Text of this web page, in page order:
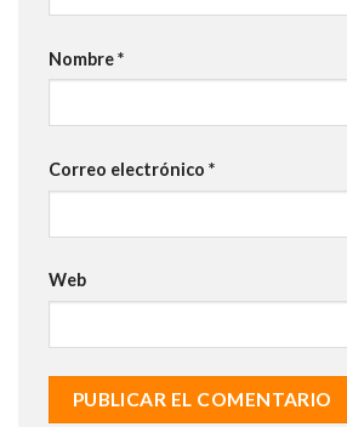
Nombre*
Correo electrónico *
Web